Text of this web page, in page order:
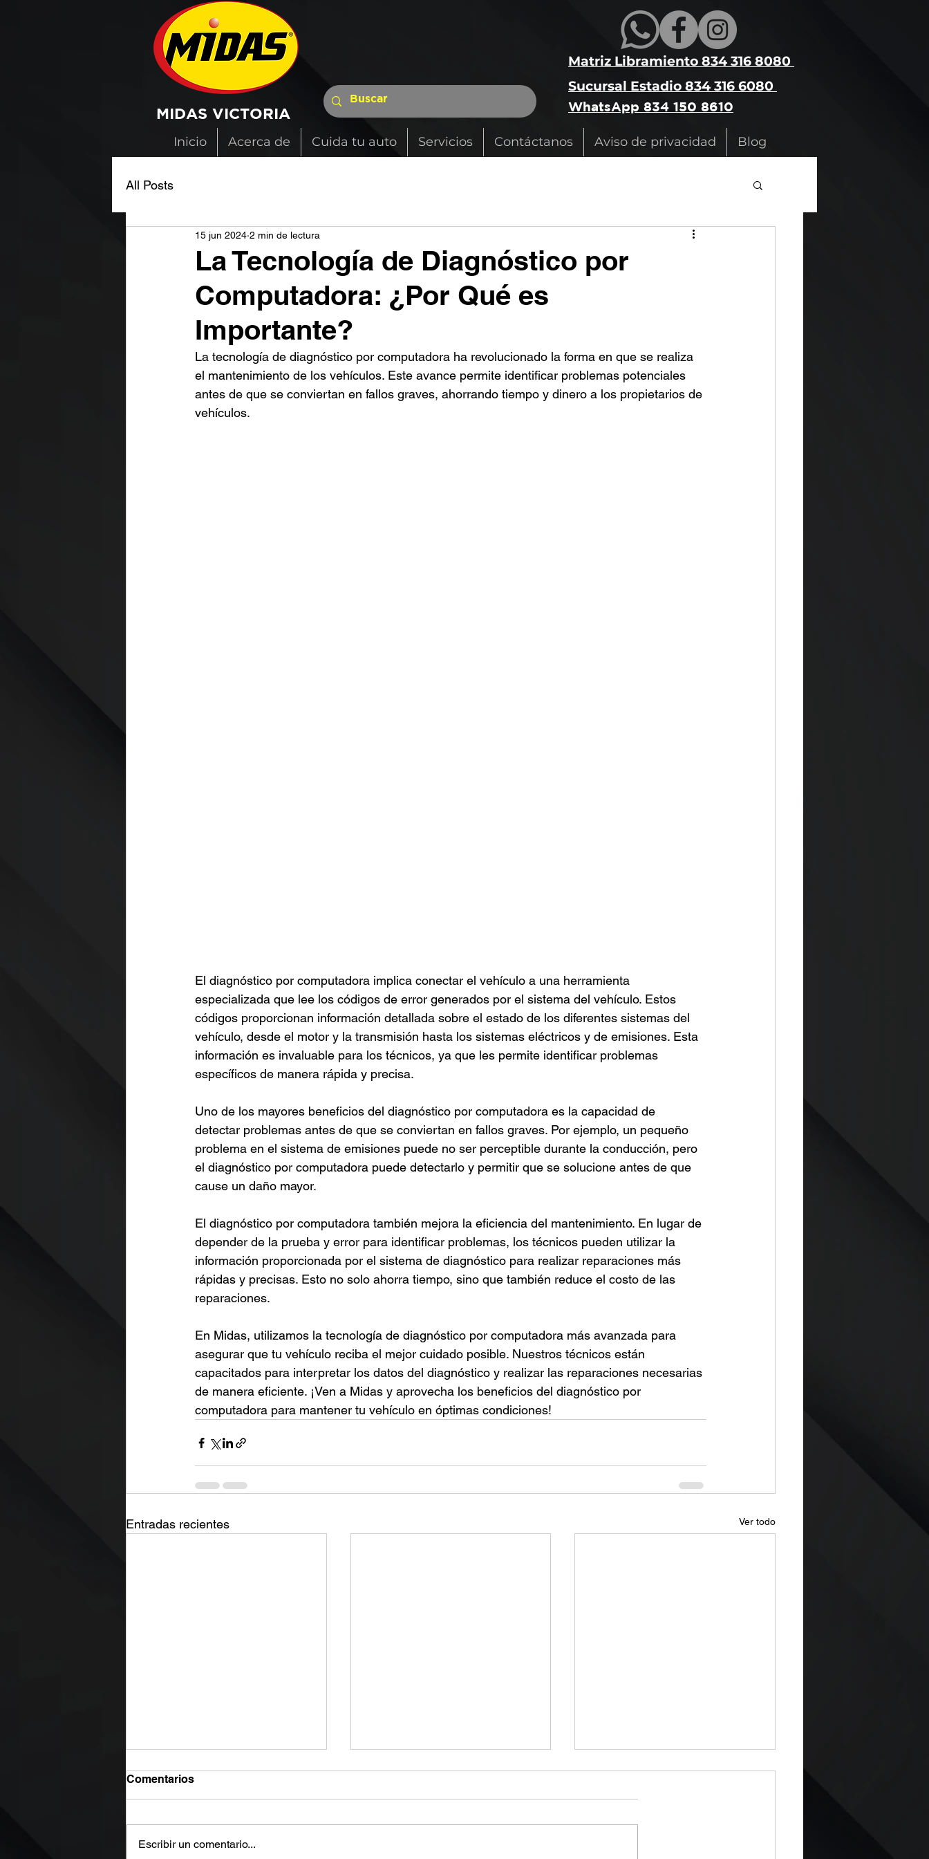
MIDAS VICTORIA
Matriz Libramiento 834 316 8080
Sucursal Estadio 834 316 6080
WhatsApp 834 150 8610
Inicio Acerca de Cuida tu auto Servicios Contáctanos Aviso de privacidad Blog
All Posts
La Tecnología de Diagnóstico por
Computadora: ¿Por Qué es
Importante?
15 jun 2024 2 min de lectura
La tecnología de diagnóstico por computadora ha revolucionado la forma en que se realiza
el mantenimiento de los vehículos. Este avance permite identificar problemas potenciales
antes de que se conviertan en fallos graves, ahorrando tiempo y dinero a los propietarios de
vehículos.
El diagnóstico por computadora implica conectar el vehículo a una herramienta
especializada que lee los códigos de error generados por el sistema del vehículo. Estos
códigos proporcionan información detallada sobre el estado de los diferentes sistemas del
vehículo, desde el motor y la transmisión hasta los sistemas eléctricos y de emisiones. Esta
información es invaluable para los técnicos, ya que les permite identificar problemas
específicos de manera rápida y precisa.
Uno de los mayores beneficios del diagnóstico por computadora es la capacidad de
detectar problemas antes de que se conviertan en fallos graves. Por ejemplo, un pequeño
problema en el sistema de emisiones puede no ser perceptible durante la conducción, pero
el diagnóstico por computadora puede detectarlo y permitir que se solucione antes de que
cause un daño mayor.
El diagnóstico por computadora también mejora la eficiencia del mantenimiento. En lugar de
depender de la prueba y error para identificar problemas, los técnicos pueden utilizar la
información proporcionada por el sistema de diagnóstico para realizar reparaciones más
rápidas y precisas. Esto no solo ahorra tiempo, sino que también reduce el costo de las
reparaciones.
En Midas, utilizamos la tecnología de diagnóstico por computadora más avanzada para
asegurar que tu vehículo reciba el mejor cuidado posible. Nuestros técnicos están
capacitados para interpretar los datos del diagnóstico y realizar las reparaciones necesarias
de manera eficiente. ¡Ven a Midas y aprovecha los beneficios del diagnóstico por
computadora para mantener tu vehículo en óptimas condiciones!
Entradas recientes Ver todo
Comentarios
Escribir un comentario...